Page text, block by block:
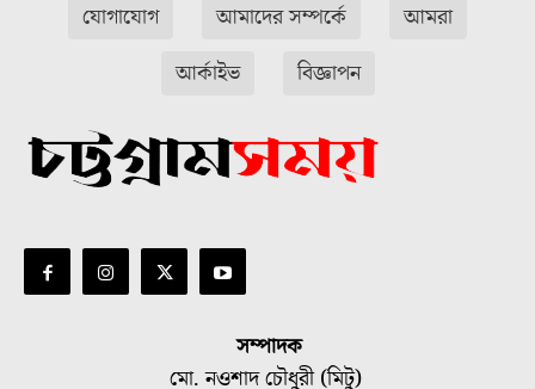
যোগাযোগ
আমাদের সম্পর্কে
আমরা
আর্কাইভ
বিজ্ঞাপন
সম্পাদক
মো. নওশাদ চৌধুরী (মিটু)